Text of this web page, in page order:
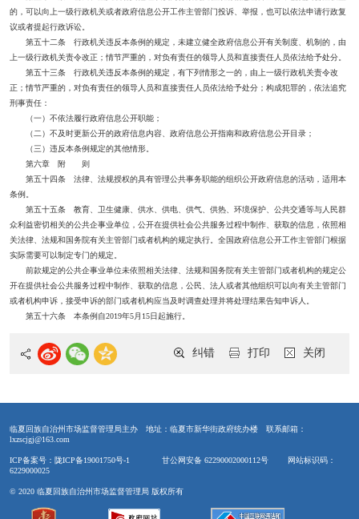
的，可以向上一级行政机关或者政府信息公开工作主管部门投诉、举报，也可以依法申请行政复
议或者提起行政诉讼。
第五十二条 行政机关违反本条例的规定，未建立健全政府信息公开有关制度、机制的，由
上一级行政机关责令改正；情节严重的，对负有责任的领导人员和直接责任人员依法给予处分。
第五十三条 行政机关违反本条例的规定，有下列情形之一的，由上一级行政机关责令改
正；情节严重的，对负有责任的领导人员和直接责任人员依法给予处分；构成犯罪的，依法追究
刑事责任：
（一）不依法履行政府信息公开职能；
（二）不及时更新公开的政府信息内容、政府信息公开指南和政府信息公开目录；
（三）违反本条例规定的其他情形。
第六章 附 则
第五十四条 法律、法规授权的具有管理公共事务职能的组织公开政府信息的活动，适用本
条例。
第五十五条 教育、卫生健康、供水、供电、供气、供热、环境保护、公共交通等与人民群
众利益密切相关的公共企事业单位，公开在提供社会公共服务过程中制作、获取的信息，依照相
关法律、法规和国务院有关主管部门或者机构的规定执行。全国政府信息公开工作主管部门根据
实际需要可以制定专门的规定。
前款规定的公共企事业单位未依照相关法律、法规和国务院有关主管部门或者机构的规定公
开在提供社会公共服务过程中制作、获取的信息，公民、法人或者其他组织可以向有关主管部门
或者机构申诉，接受申诉的部门或者机构应当及时调查处理并将处理结果告知申诉人。
第五十六条 本条例自2019年5月15日起施行。
关闭
打印
纠错
临夏回族自治州市场监督管理局主办 地址：临夏市新华街政府统办楼
联系邮箱：
lxzscjgj@163.com
ICP备案号：陇ICP备19001750号-1 甘公网安备 62290002000112号
网站标识码：
6229000025
© 2020 临夏回族自治州市场监督管理局 版权所有